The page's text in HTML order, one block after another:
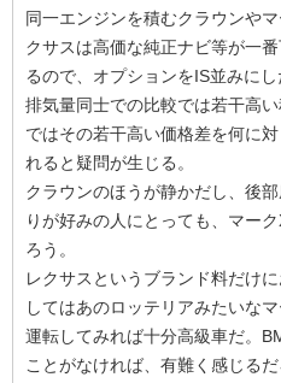
同一エンジンを積むクラウンや
クサスは高価な純正ナビ等が一
るので、オプションをIS並みに
排気量同士での比較では若干高い
ではその若干高い価格差を何に
れると疑問が生じる。
クラウンのほうが静かだし、後
りが好みの人にとっても、マー
ろう。
レクサスというブランド料だけ
してはあのロッテリアみたいなマ
運転してみれば十分高級車だ。
ことがなければ、有難く感じるだ